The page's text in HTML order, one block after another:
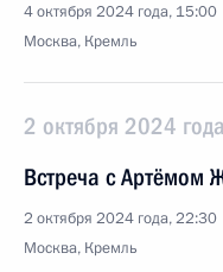
4 октября 2024 года, 15:00
Москва, Кремль
2 октября 2024
Встреча с Артёмом
2 октября 2024 года, 22:30
Москва, Кремль